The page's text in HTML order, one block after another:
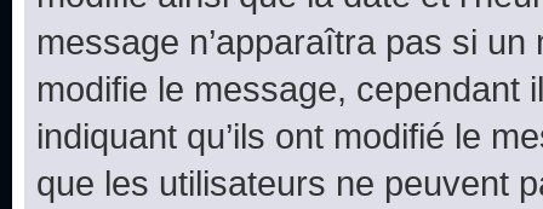
message n’apparaîtra pas si
modifie le message, cependant
indiquant qu’ils ont modifié le
que les utilisateurs ne peuvent